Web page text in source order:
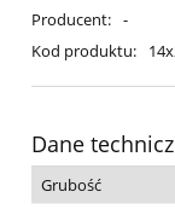
Producent: -
Kod produktu:
Dane
Grubość